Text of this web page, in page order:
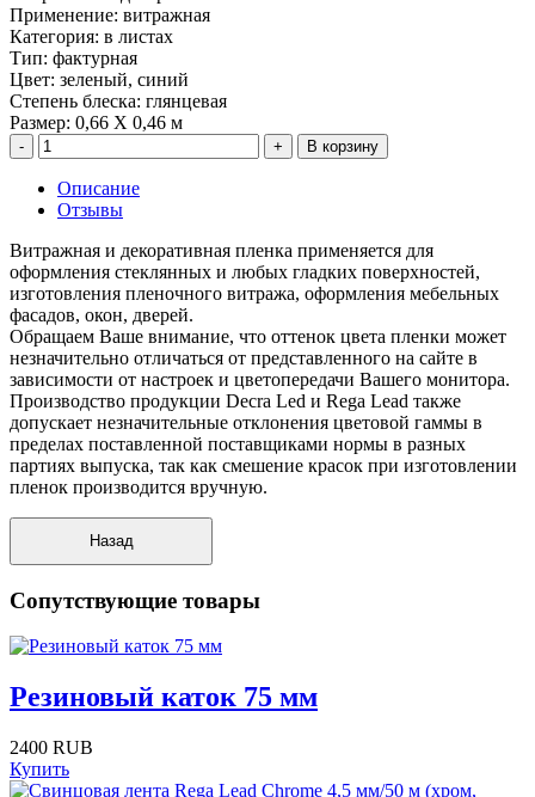
Применение: витражная
Категория: в листах
Тип: фактурная
Цвет: зеленый, синий
Степень блеска: глянцевая
Размер: 0,66 Х 0,46 м
В корзину
Описание
Отзывы
Витражная и декоративная пленка применяется для
оформления стеклянных и любых гладких поверхностей,
изготовления пленочного витража, оформления мебельных
фасадов, окон, дверей.
Обращаем Ваше внимание, что оттенок цвета пленки может
незначительно отличаться от представленного на сайте в
зависимости от настроек и цветопередачи Вашего монитора.
Производство продукции Decra Led и Rega Lead также
допускает незначительные отклонения цветовой гаммы в
пределах поставленной поставщиками нормы в разных
партиях выпуска, так как смешение красок при изготовлении
пленок производится вручную.
Сопутствующие товары
Резиновый каток 75 мм
2400 RUB
Купить